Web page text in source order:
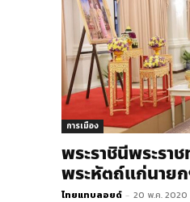
การเมือง
พระราชินีพระรา
พระหัตถ์แก่นาย
ไทยแทบลอยด์ - 20 พ.ค. 2020